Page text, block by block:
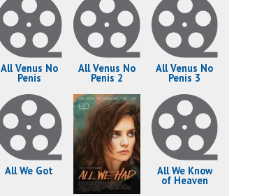
All Venus No
Penis
All Venus No
Penis 2
All Venus No
Penis 3
All We Got All We Know
of Heaven